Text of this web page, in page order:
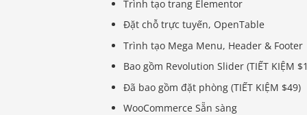
Trình tạo trang Elementor
Đặt chỗ trực tuyến, OpenTable
Trình tạo Mega Menu, Header & Footer
Bao gồm Revolution Slider (TIẾT KIỆM
Đã bao gồm đặt phòng (TIẾT KIỆM $49)
WooCommerce Sẵn sàng